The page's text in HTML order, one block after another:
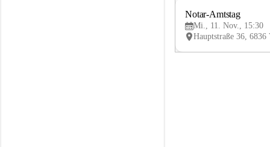
Notar-Amtstag
Mi., 11. Nov., 15:30